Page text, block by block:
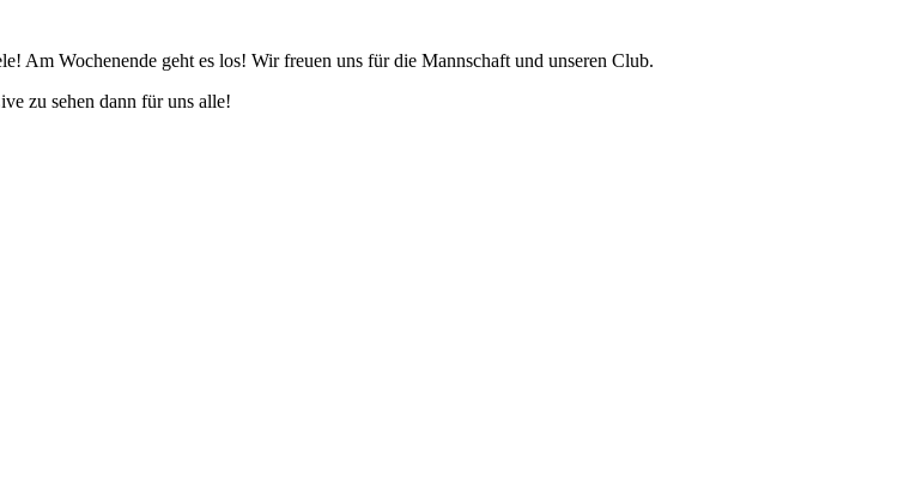
Am Wochenende geht es los! Wir freuen uns für die Mannschaft und unseren Club.
zu sehen dann für uns alle!